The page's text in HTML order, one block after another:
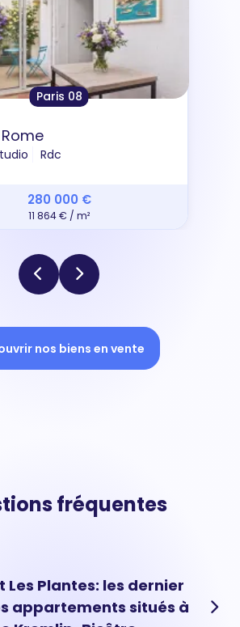
Paris 08
Rdc
280 000 €
11 864 € / m²
nos biens en vente
fréquentes
Plantes: les dernier
appartements situés à